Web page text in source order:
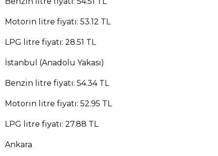
Motorin litre fiyatı: 53.12 TL
LPG litre fiyatı: 28.51 TL
İstanbul (Anadolu Yakası)
Benzin litre fiyatı: 54.34 TL
Motorin litre fiyatı: 52.95 TL
LPG litre fiyatı: 27.88 TL
Ankara